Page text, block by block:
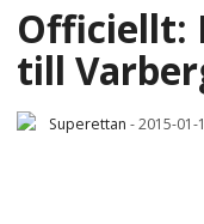
Officiellt:
till
Superettan -2015-01-